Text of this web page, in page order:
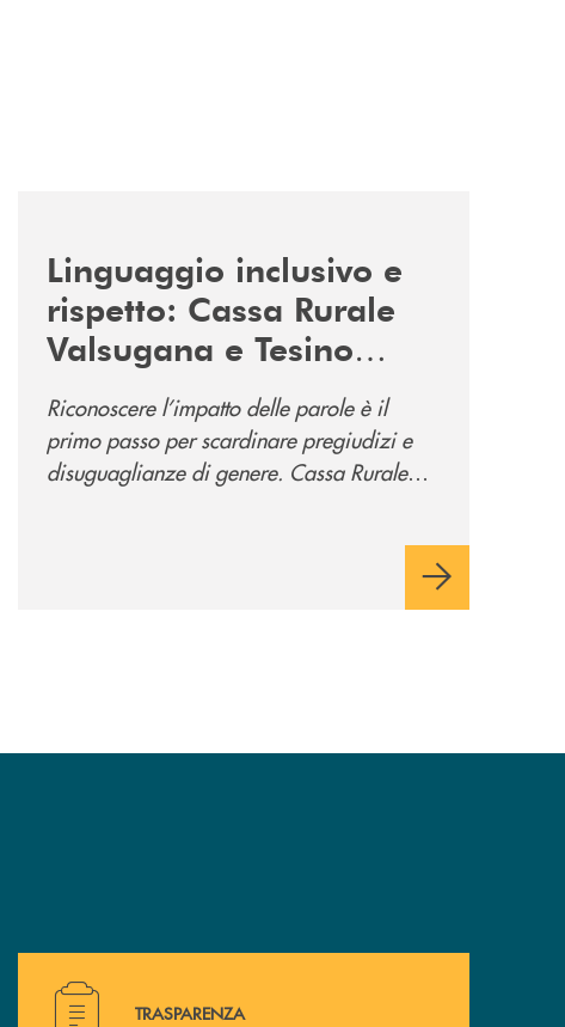
Linguaggio inclusivo e
rispetto: Cassa Rurale
Valsugana e Tesino
promuove la campagna
“Tolleranza Zero”
Riconoscere l’impatto delle parole è il
primo passo per scardinare pregiudizi e
disuguaglianze di genere. Cassa Rurale
valori e influenzi direttamente la comunità
Hai bisogno di alcuni documenti ? Vai alla pagina della
TRASPARENZA